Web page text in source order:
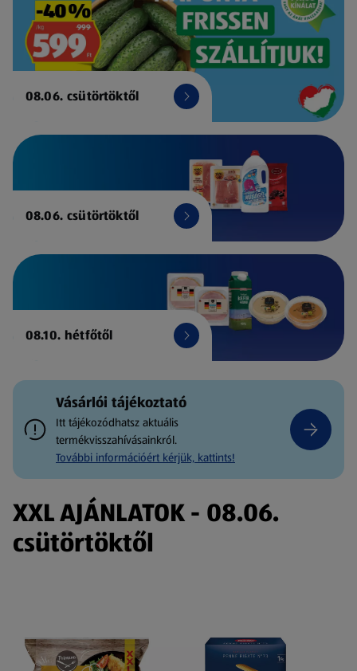
08.06. csütörtöktől
08.06. csütörtöktől
08.10. hétfőtől
Vásárlói tájékoztató
Itt tájékozódhatsz aktuális
termékvisszahívásainkról.
További információért kérjük, kattints!
XXL AJÁNLATOK - 08.06.
csütörtöktől